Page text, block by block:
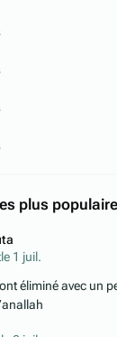
plus
le 1 juil.
éliminé avec un